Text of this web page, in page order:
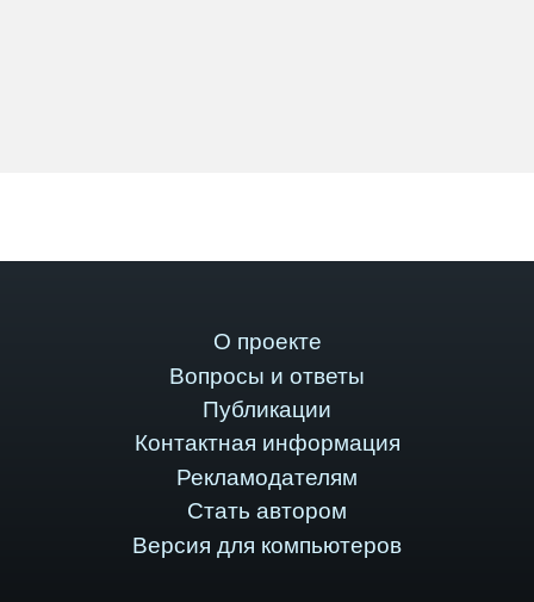
О проекте
Вопросы и ответы
Публикации
Контактная информация
Рекламодателям
Стать автором
Версия для компьютеров